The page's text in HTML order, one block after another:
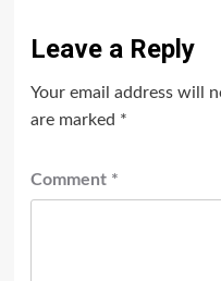
Leave a Reply
Your email address will
are marked *
Comment *